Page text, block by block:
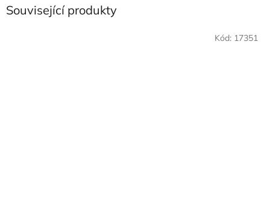
Související produkty
Kód: 17351